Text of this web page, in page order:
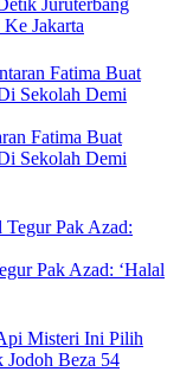
Juruterbang
Jakarta
Fatima Buat
Sekolah Demi
Pak Azad: ‘Halal